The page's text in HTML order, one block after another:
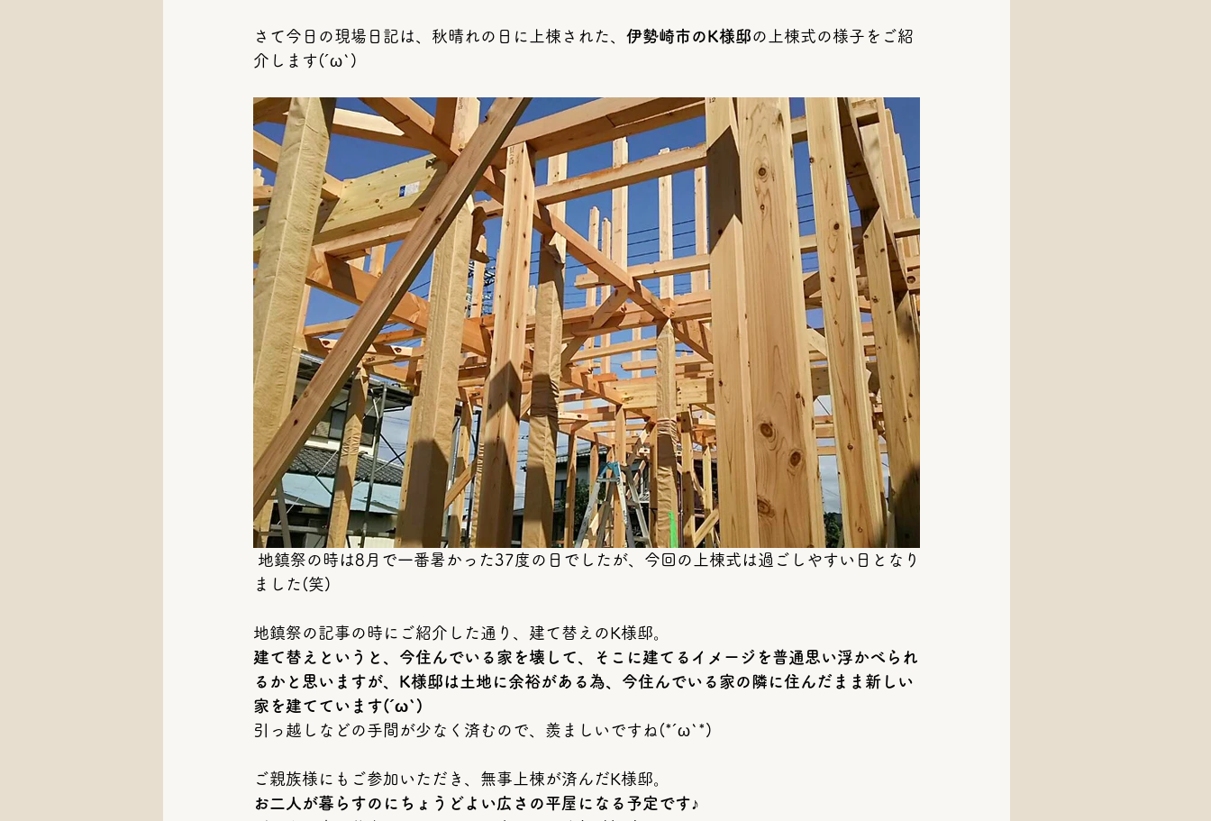
さて今日の現場日記は、秋晴れの日に上棟された、 伊勢崎市のK様邸の上棟式の様子をご紹
介します(´ω`)
ました(笑)
地鎮祭の記事の時にご紹介した通り、建て替えのK様邸。
建て替えというと、今住んでいる家を壊して、そこに建てるイメージを普通思い浮かべられ
るかと思いますが、K様邸は土地に余裕がある為、今住んでいる家の隣に住んだまま新しい
家を建てています(´ω`)
引っ越しなどの手間が少なく済むので、羨ましいですね(*´ω`*)
ご親族様にもご参加いただき、無事上棟が済んだK様邸。
お二人が暮らすのにちょうどよい広さの平屋になる予定です♪